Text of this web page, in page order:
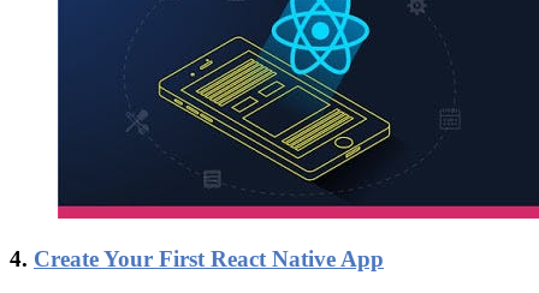
4. Create Your First React Native App